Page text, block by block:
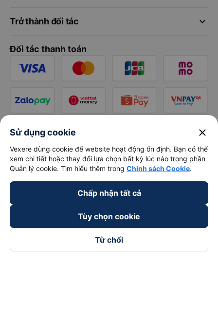
keyboard_arrow_down
Trở thành đối tác
Đối tác thanh toán
Sử dụng cookie close
Vexere dùng cookie để website hoạt động ổn định. Bạn có thể
xem chi tiết hoặc thay đổi lựa chọn bất kỳ lúc nào trong phần
Quản lý cookie. Tìm hiểu thêm trong Chính sách Cookie.
Chấp nhận tất cả
Tùy chọn cookie
Từ chối